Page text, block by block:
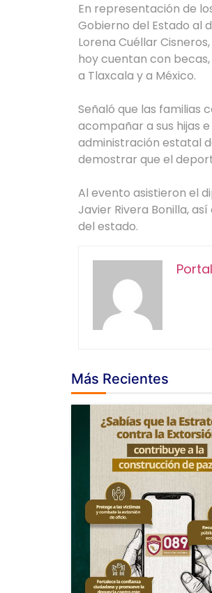
En representación de
Gobierno del Estado al
Lorena Cuéllar
hoy cuentan con
a Tlaxcala y a México.
Señaló que las familias
acompañar a sus hijas
administración estatal
demostrar que el
Al evento asistieron el
Javier Rivera Bonilla,
del estado.
Más Recientes